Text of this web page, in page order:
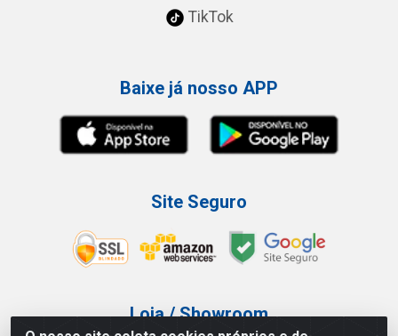
TikTok
Baixe já nosso APP
Site Seguro
Loja / Showroom